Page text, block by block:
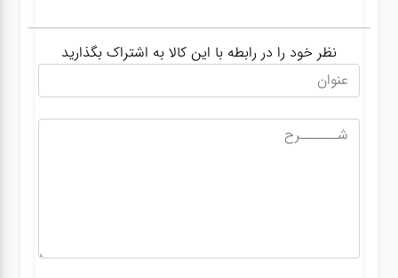
نظر خود را در رابطه با این کالا به اشتراک بگذارید